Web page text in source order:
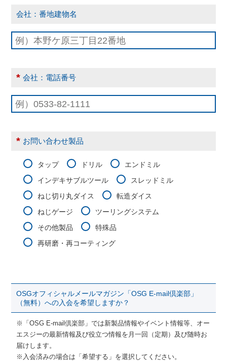
会社：番地建物名
* 会社：電話番号
* お問い合わせ製品
タップ ドリル
エンドミル
インデキサブルツール
スレッドミル
ねじ切り丸ダイス
転造ダイス
ねじゲージ
ツーリングシステム
その他製品
特殊品
再研磨・再コーティング
OSGオフィシャルメールマガジン「OSG E-mail倶楽部」
（無料）への入会を希望しますか？
※「OSG E-mail倶楽部」では新製品情報やイベント情報等、オー
エスジーの最新情報及び役立つ情報を月一回（定期）及び随時お
届けします。
※入会済みの場合は「希望する」を選択してください。